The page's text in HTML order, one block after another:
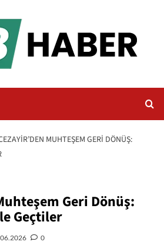
MUHTEŞEM GERI DÖNÜŞ:
Geri Dönüş:
Geçtiler
0